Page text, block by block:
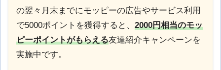
の翌々月末までにモッピーの広告やサービス利用
で5000ポイントを獲得すると、 2000円相当のモッ
ピーポイントがもらえる友達紹介キャンペーンを
実施中です。